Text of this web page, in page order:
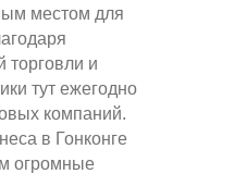
местом для
торговли и
тут ежегодно
компаний.
в Гонконге
огромные